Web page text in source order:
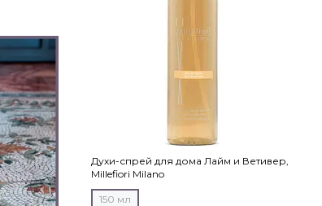
Духи-спрей для дома Лайм и Ветивер,
Millefiori Milano
150 мл